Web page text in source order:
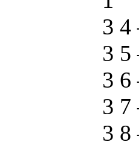
3 4
3 5
3 6
3 7
3 8